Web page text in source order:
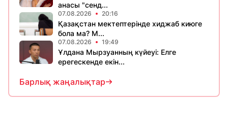
анасы "сенд...
07.08.2026 20:16
Қазақстан мектептерінде хиджаб киюге
бола ма? М...
07.08.2026 19:49
Ұлдана Мырзуанның күйеуі: Елге
ерегескенде екін...
Барлық жаңалықтар